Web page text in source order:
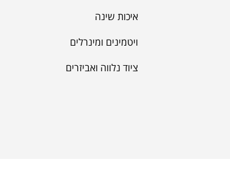
איכות שינה
ויטמינים ומינרלים
ציוד נלווה ואביזרים